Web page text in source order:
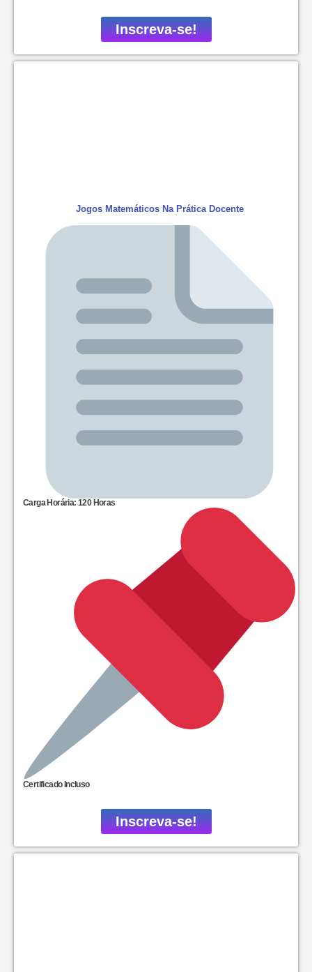
Inscreva-se!
Jogos Matemáticos Na Prática Docente
Carga Horária: 120 Horas
Certificado Incluso
Inscreva-se!